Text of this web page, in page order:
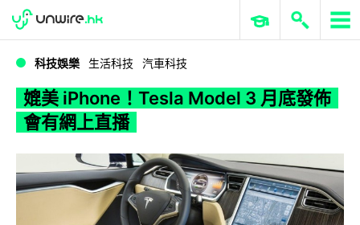
WWDC 2026 ERP 與商業 AI
科技娛樂 生活科技 汽車科技
媲美 iPhone！Tesla Model 3 月底發佈
會有網上直播